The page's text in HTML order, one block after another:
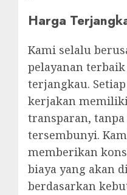
Harga
Kami selalu
pelayanan
terjangkau.
kerjakan
transparan, tanpa
tersembunyi.
memberikan
biaya yang akan
berdasarkan